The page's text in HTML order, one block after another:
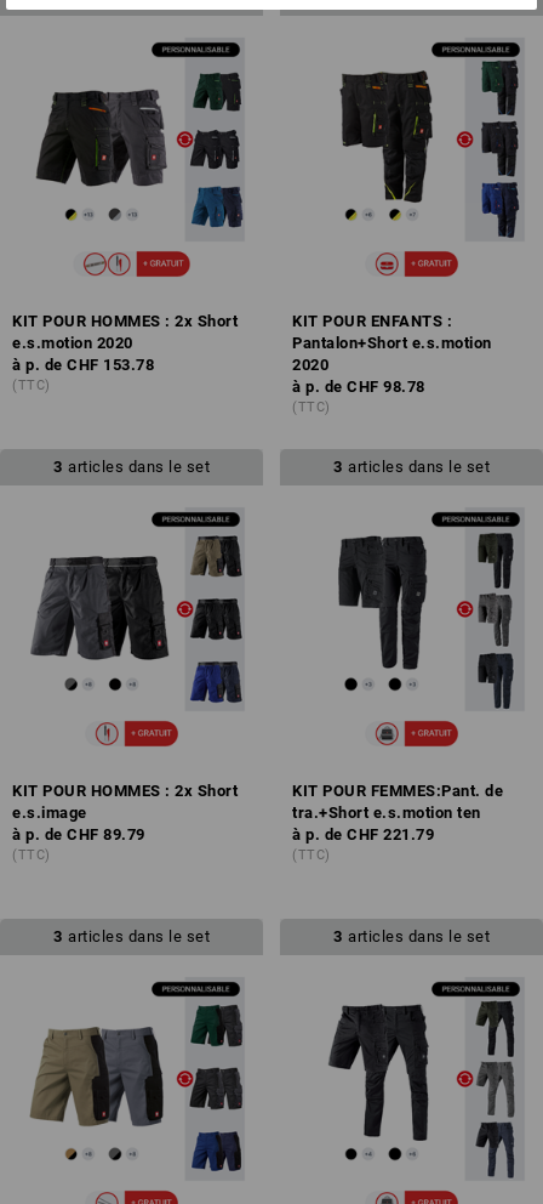
KIT POUR HOMMES : 2x Short
e.s.motion 2020
à p. de CHF 153.78
(TTC)
KIT POUR ENFANTS :
Pantalon+Short e.s.motion
2020
à p. de CHF 98.78
(TTC)
3 articles dans le set
KIT POUR HOMMES : 2x Short
e.s.image
à p. de CHF 89.79
(TTC)
3 articles dans le set
KIT POUR FEMMES:Pant. de
tra.+Short e.s.motion ten
à p. de CHF 221.79
(TTC)
3 articles dans le set 3 articles dans le set